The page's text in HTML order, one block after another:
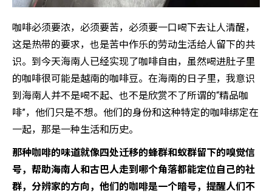
咖啡必须要浓，必须要苦，必须要一口喝下去让人清醒，
这是热带的要求，也是苦中作乐的劳动生活给人留下的共
识。到今天海南人已经实现了咖啡自由，虽然喝进肚子里
的咖啡很可能是越南的咖啡豆。在海南的日子里，我意识
到海南人并不是喝不起、也不是欣赏不了所谓的“精品咖
啡”，他们只是不想。他们的身份和这种特定的咖啡绑定在
一起，那是一种生活和历史。
那种咖啡的味道就像四处迁移的蜂群和蚁群留下的嗅觉信
号，帮助海南人和古巴人走到哪个角落都能定位自己的社
群，分辨家的方向，他们的咖啡是一个暗号，提醒人们不